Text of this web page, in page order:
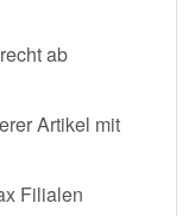
ab
Artikel mit
Filialen